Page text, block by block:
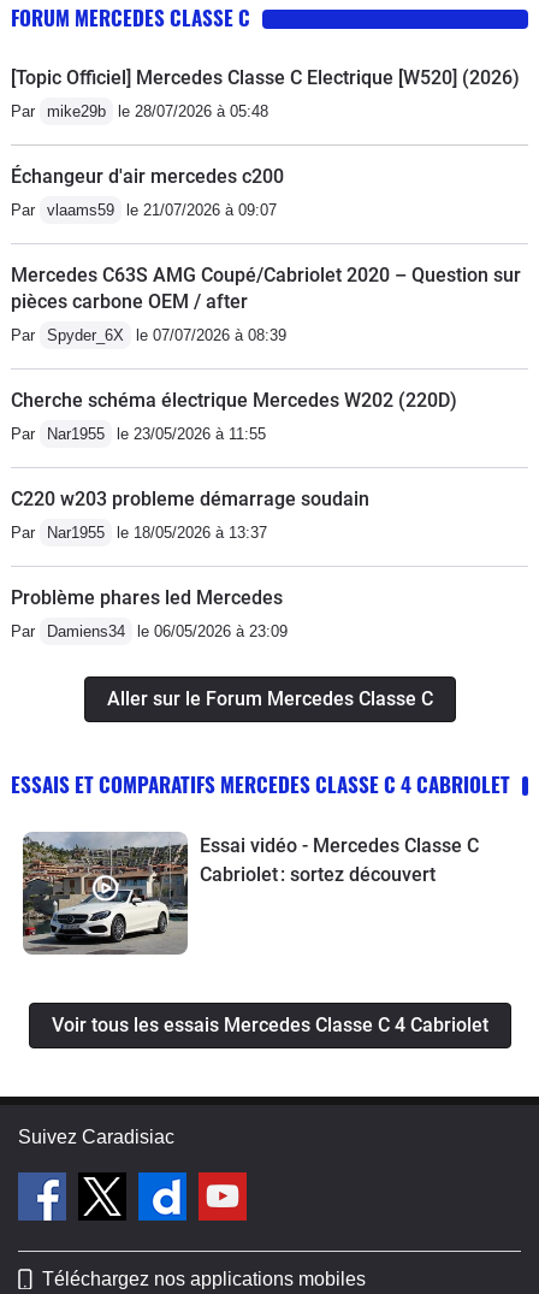
FORUM MERCEDES CLASSE C
[Topic Officiel] Mercedes Classe C Electrique [W520] (2026)
Par mike29b le 28/07/2026 à 05:48
Échangeur d'air mercedes c200
Par vlaams59 le 21/07/2026 à 09:07
Mercedes C63S AMG Coupé/Cabriolet 2020 – Question sur
pièces carbone OEM / after
Par Spyder_6X le 07/07/2026 à 08:39
Cherche schéma électrique Mercedes W202 (220D)
Par Nar1955 le 23/05/2026 à 11:55
C220 w203 probleme démarrage soudain
Par Nar1955 le 18/05/2026 à 13:37
Problème phares led Mercedes
Par Damiens34 le 06/05/2026 à 23:09
Aller sur le Forum Mercedes Classe C
ESSAIS ET COMPARATIFS MERCEDES CLASSE C 4 CABRIOLET
Essai vidéo - Mercedes Classe C
Cabriolet : sortez découvert
Voir tous les essais Mercedes Classe C 4 Cabriolet
Suivez Caradisiac
Téléchargez nos applications mobiles